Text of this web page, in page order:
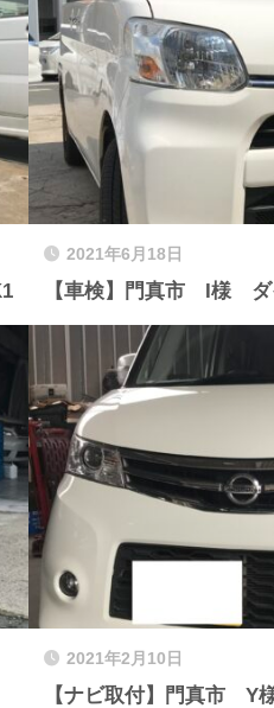
2021年6月18日
【車検】門真市 I様
2021年2月10日
【ナビ取付】門真市